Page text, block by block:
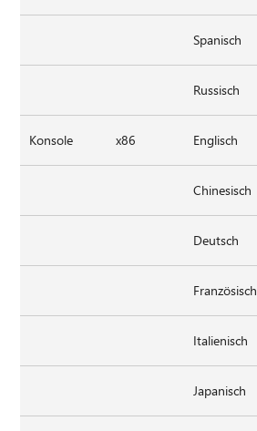
Spanisch
Russisch
Konsole x86 Englisch
Chinesisch
Deutsch
Französisch
Italienisch
Japanisch